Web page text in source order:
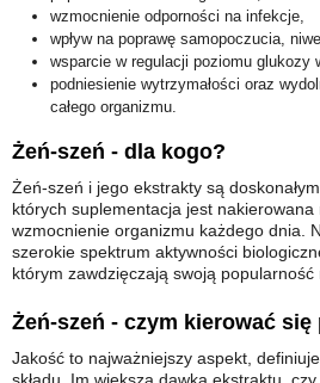
wzmocnienie odporności na infekcje,
wpływ na poprawę samopoczucia,
wsparcie w regulacji poziomu glukozy
podniesienie wytrzymałości oraz
całego organizmu.
Żeń-szeń - dla kogo?
Żeń-szeń i jego ekstrakty są
których suplementacja jest
wzmocnienie organizmu każdego dnia.
szerokie spektrum aktywności
którym zawdzięczają swoją popularność
Żeń-szeń - czym kierować
Jakość to najważniejszy aspekt,
składu. Im większa dawka ekstraktu,